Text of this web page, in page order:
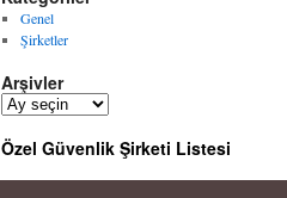
Genel
Şirketler
Arşivler
A
ş
Özel Güvenlik Şirketi Listesi